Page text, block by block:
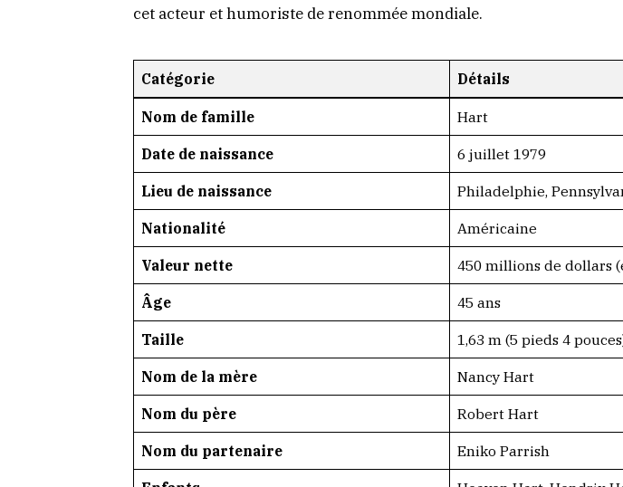
cet acteur et humoriste de renommée mondiale.
Catégorie Détails
Nom de famille Hart
Date de naissance 6 juillet 1979
Lieu de naissance Philadelphie,
Nationalité Américaine
Valeur nette 450 millions de dollars
Âge 45 ans
Taille 1,63 m (5 pieds 4
Nom de la mère Nancy Hart
Nom du père Robert Hart
Nom du partenaire Eniko Parrish